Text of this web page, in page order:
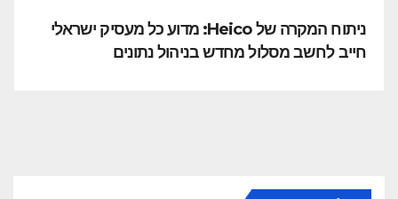
ניתוח המקרה של Heico: מדוע כל מעסיק ישראלי
חייב לחשב מסלול מחדש בניהול נתונים